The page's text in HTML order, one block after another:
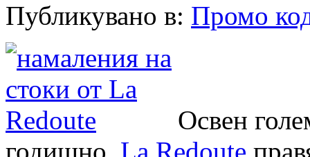
Публикувано в: Промо
Освен